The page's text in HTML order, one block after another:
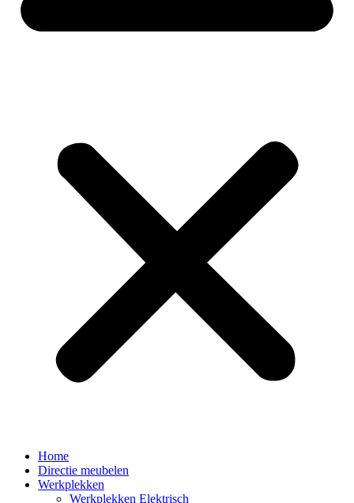
Home
Directie meubelen
Werkplekken
Werkplekken Elektrisch